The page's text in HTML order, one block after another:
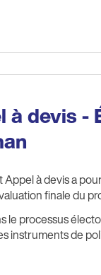
à devis -
Appel à devis a
finale du
le processus
instruments de